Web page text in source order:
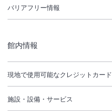
バリアフリー情報
館内情報
現地で使用可能なクレジットカード
施設・設備・サービス